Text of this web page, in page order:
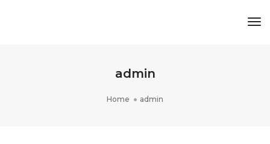
admin
Home admin